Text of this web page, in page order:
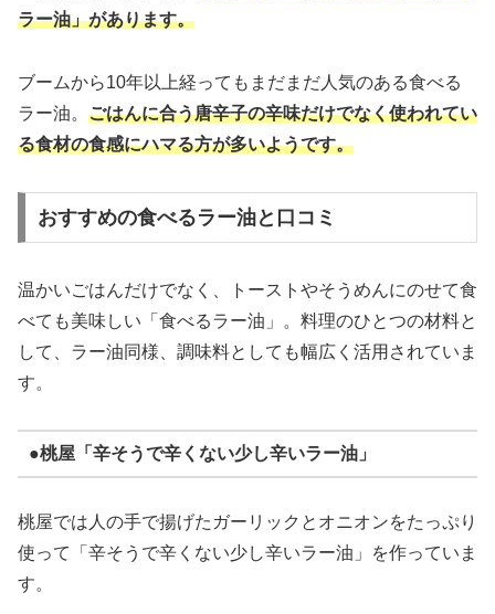
ラー油」があります。
ブームから10年以上経ってもまだまだ人気のある食べる
ラー油。 ごはんに合う唐辛子の辛味だけでなく使われてい
る食材の食感にハマる方が多いようです。
おすすめの食べるラー油と口コミ
温かいごはんだけでなく、トーストやそうめんにのせて食
べても美味しい「食べるラー油」。料理のひとつの材料と
して、ラー油同様、調味料としても幅広く活用されていま
す。
●桃屋「辛そうで辛くない少し辛いラー油」
桃屋では人の手で揚げたガーリックとオニオンをたっぷり
使って「辛そうで辛くない少し辛いラー油」を作っていま
す。